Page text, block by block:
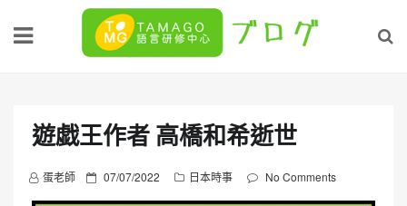
遊戯王作者 高橋和希逝世
蛋老師
P
o
07/07/2022 日本時事 No Comments